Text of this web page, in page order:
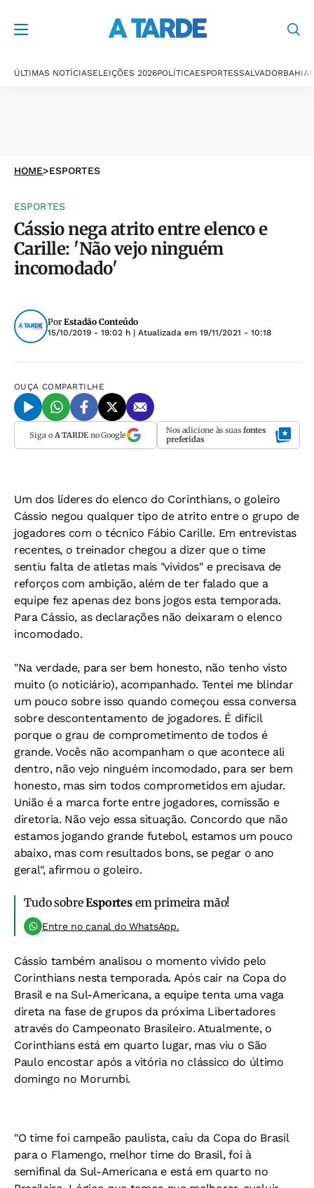
ÚLTIMAS NOTÍCIASELEIÇÕES 2026POLÍTICAESPORTESSALVADORBAHIA
HOME>ESPORTES
ESPORTES
Cássio nega atrito entre elenco e
Carille: 'Não vejo ninguém
incomodado'
Por Estadão Conteúdo
15/10/2019 - 19:02 h | Atualizada em 19/11/2021 - 10:18
OUÇA COMPARTILHE
Siga o A TARDEno Google Nos adicione às suas fontes
preferidas
Um dos líderes do elenco do Corinthians, o goleiro
Cássio negou qualquer tipo de atrito entre o grupo de
jogadores com o técnico Fábio Carille. Em entrevistas
recentes, o treinador chegou a dizer que o time
sentiu falta de atletas mais "vividos" e precisava de
reforços com ambição, além de ter falado que a
equipe fez apenas dez bons jogos esta temporada.
Para Cássio, as declarações não deixaram o elenco
incomodado.
"Na verdade, para ser bem honesto, não tenho visto
muito (o noticiário), acompanhado. Tentei me blindar
um pouco sobre isso quando começou essa conversa
sobre descontentamento de jogadores. É difícil
porque o grau de comprometimento de todos é
grande. Vocês não acompanham o que acontece ali
dentro, não vejo ninguém incomodado, para ser bem
honesto, mas sim todos comprometidos em ajudar.
União é a marca forte entre jogadores, comissão e
diretoria. Não vejo essa situação. Concordo que não
estamos jogando grande futebol, estamos um pouco
abaixo, mas com resultados bons, se pegar o ano
geral", afirmou o goleiro.
Tudo sobreEsportesem primeira mão!
Entre no canal do WhatsApp.
Cássio também analisou o momento vivido pelo
Corinthians nesta temporada. Após cair na Copa do
Brasil e na Sul-Americana, a equipe tenta uma vaga
direta na fase de grupos da próxima Libertadores
através do Campeonato Brasileiro. Atualmente, o
Corinthians está em quarto lugar, mas viu o São
Paulo encostar após a vitória no clássico do último
domingo no Morumbi.
"O time foi campeão paulista, caiu da Copa do Brasil
para o Flamengo, melhor time do Brasil, foi à
semifinal da Sul-Americana e está em quarto no